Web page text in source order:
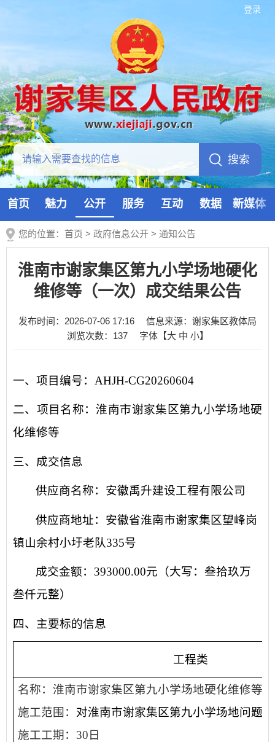
登录
首页 魅力 公开 服务 互动 数据 新媒体
您的位置： 首页 > 政府信息公开 > 通知公告
淮南市谢家集区第九小学场地硬化
维修等（一次）成交结果公告
发布时间：2026-07-06 17:16
信息来源：谢家集区教体局
浏览次数： 137 字体【大 中 小】
一、项目编号： AHJH-CG20260604
二、项目名称：淮南市谢家集区第九小学场地硬
化维修等
三、成交信息
供应商名称：安徽禹升建设工程有限公司
供应商地址：安徽省淮南市谢家集区望峰岗
镇山余村小圩老队335号
成交金额： 393000.00元（大写：叁拾玖万
叁仟元整）
四、主要标的信息
工程类
名称：淮南市谢家集区第九小学场地硬化维修等
施工范围： 对淮南市谢家集区第九小学场地问题
施工工期： 30日